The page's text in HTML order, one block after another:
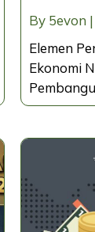
By 5evon |
Elemen
Ekonomi